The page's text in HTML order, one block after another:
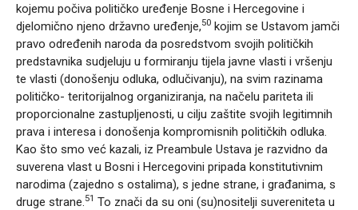
kojemu počiva političko uređenje Bosne i Hercegovine i
djelomično njeno državno uređenje,50 kojim se Ustavom jamči
pravo određenih naroda da posredstvom svojih političkih
predstavnika sudjeluju u formiranju tijela javne vlasti i vršenju
te vlasti (donošenju odluka, odlučivanju), na svim razinama
političko- teritorijalnog organiziranja, na načelu pariteta ili
proporcionalne zastupljenosti, u cilju zaštite svojih legitimnih
prava i interesa i donošenja kompromisnih političkih odluka.
Kao što smo već kazali, iz Preambule Ustava je razvidno da
suverena vlast u Bosni i Hercegovini pripada konstitutivnim
narodima (zajedno s ostalima), s jedne strane, i građanima, s
druge strane. 51 To znači da su oni (su)nositelji suvereniteta u